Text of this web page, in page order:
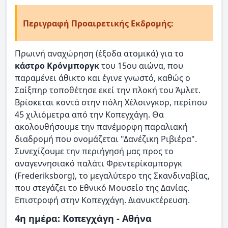
Περιγραφή Προαιρετικής Εκδρομής:
Πρωινή αναχώρηση (έξοδα ατομικά) για το
κάστρο Κρόνμποργκτου 15ου αιώνα, που
παραμένει άθικτο και έγινε γνωστό, καθώς ο
Σαίξπηρ τοποθέτησε εκεί την πλοκή του Άμλετ.
Βρίσκεται κοντά στην πόλη Χέλσινγκορ, περίπου
45 χιλιόμετρα από την Κοπεγχάγη. Θα
ακολουθήσουμε την πανέμορφη παραλιακή
διαδρομή που ονομάζεται "Δανέζικη Ριβιέρα".
Συνεχίζουμε την περιήγησή μας προς το
αναγεννησιακό παλάτι Φρεντερίκσμποργκ
(Frederiksborg), το μεγαλύτερο της Σκανδιναβίας,
που στεγάζει το Εθνικό Μουσείο της Δανίας.
Επιστροφή στην Κοπεγχάγη. Διανυκτέρευση.
4η ημέρα: Κοπεγχάγη - Αθήνα